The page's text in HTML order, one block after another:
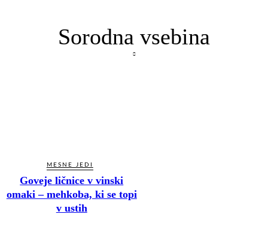
Sorodna vsebina
MESNE JEDI
Goveje ličnice v vinski
omaki – mehkoba, ki se topi
v ustih